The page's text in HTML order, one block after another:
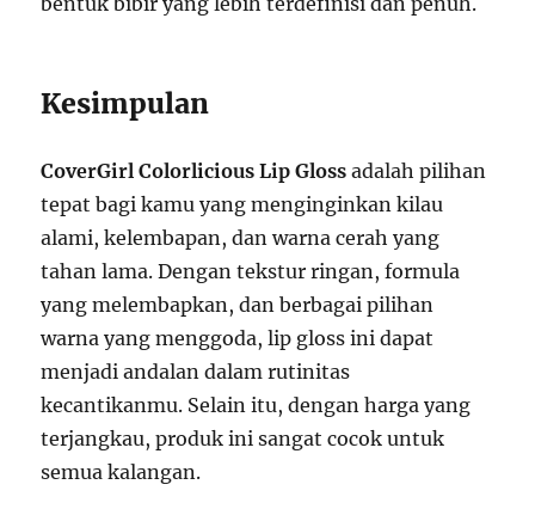
Kesimpulan
CoverGirl Colorlicious Lip Gloss adalah pilihan
tepat bagi kamu yang menginginkan kilau
alami, kelembapan, dan warna cerah yang
tahan lama. Dengan tekstur ringan, formula
yang melembapkan, dan berbagai pilihan
warna yang menggoda, lip gloss ini dapat
menjadi andalan dalam rutinitas
kecantikanmu. Selain itu, dengan harga yang
terjangkau, produk ini sangat cocok untuk
semua kalangan.